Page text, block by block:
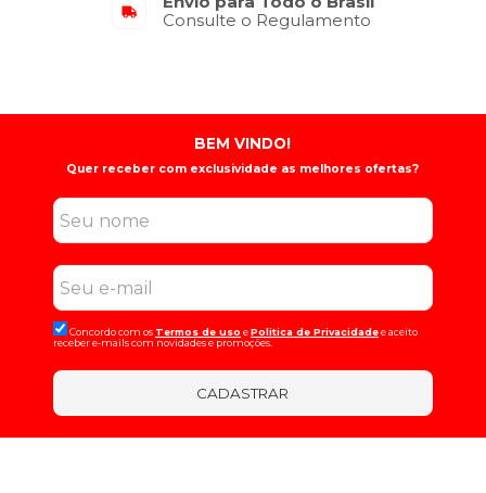
Consulte o Regulamento
BEM VINDO!
Quer receber com exclusividade as melhores ofertas?
Concordo com os Termos de uso ePolitica de Privacidadee aceito
receber e-mails com novidades e promoções.
CADASTRAR